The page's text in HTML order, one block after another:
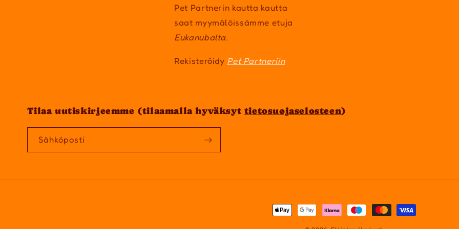
Pet Partnerin kautta kautta
saat myymälöissämme etuja
Eukanubalta.
Rekisteröidy Pet Partneriin
Tilaa uutiskirjeemme (tilaamalla hyväksyt tietosuojaselosteen)
Sähköposti
Maksutavat